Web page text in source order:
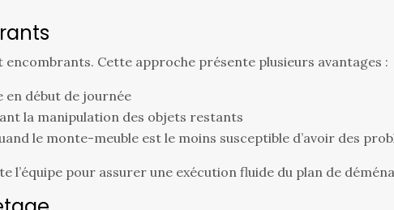
Cette approche présente plusieurs avantages :
en début de journée
la manipulation des objets restants
le monte-meuble est le moins susceptible d’avoir des
pour assurer une exécution fluide du plan de